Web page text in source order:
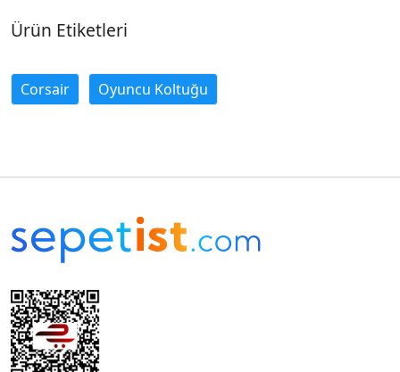
Ürün Etiketleri
Corsair Oyuncu Koltuğu